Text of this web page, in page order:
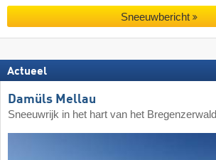
Sneeuwbericht
Actueel
Damüls Mellau
Sneeuwrijk in het hart van het Bregenzerwald